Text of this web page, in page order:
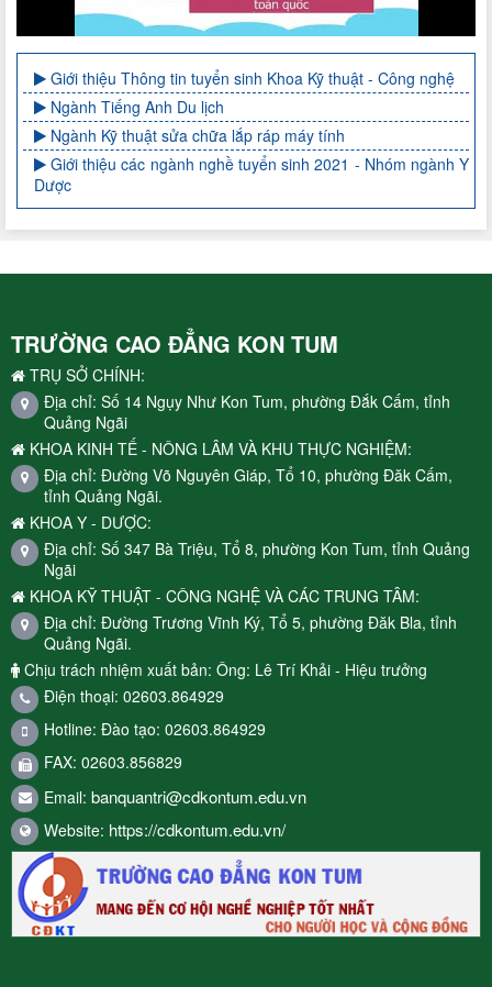
Giới thiệu Thông tin tuyển sinh Khoa Kỹ thuật - Công nghệ
Ngành Tiếng Anh Du lịch
Ngành Kỹ thuật sửa chữa lắp ráp máy tính
Giới thiệu các ngành nghề tuyển sinh 2021 - Nhóm ngành Y
Dược
TRƯỜNG CAO ĐẲNG KON TUM
TRỤ SỞ CHÍNH:
Địa chỉ: Số 14 Ngụy Như Kon Tum, phường Đắk Cấm, tỉnh
Quảng Ngãi
KHOA KINH TẾ - NÔNG LÂM VÀ KHU THỰC NGHIỆM:
Địa chỉ: Đường Võ Nguyên Giáp, Tổ 10, phường Đăk Cấm,
tỉnh Quảng Ngãi.
KHOA Y - DƯỢC:
Địa chỉ: Số 347 Bà Triệu, Tổ 8, phường Kon Tum, tỉnh Quảng
Ngãi
KHOA KỸ THUẬT - CÔNG NGHỆ VÀ CÁC TRUNG TÂM:
Địa chỉ: Đường Trương Vĩnh Ký, Tổ 5, phường Đăk Bla, tỉnh
Quảng Ngãi.
Chịu trách nhiệm xuất bản: Ông: Lê Trí Khải - Hiệu trưởng
Điện thoại: 02603.864929
Hotline: Đào tạo: 02603.864929
FAX: 02603.856829
Email: banquantri@cdkontum.edu.vn
Website: https://cdkontum.edu.vn/